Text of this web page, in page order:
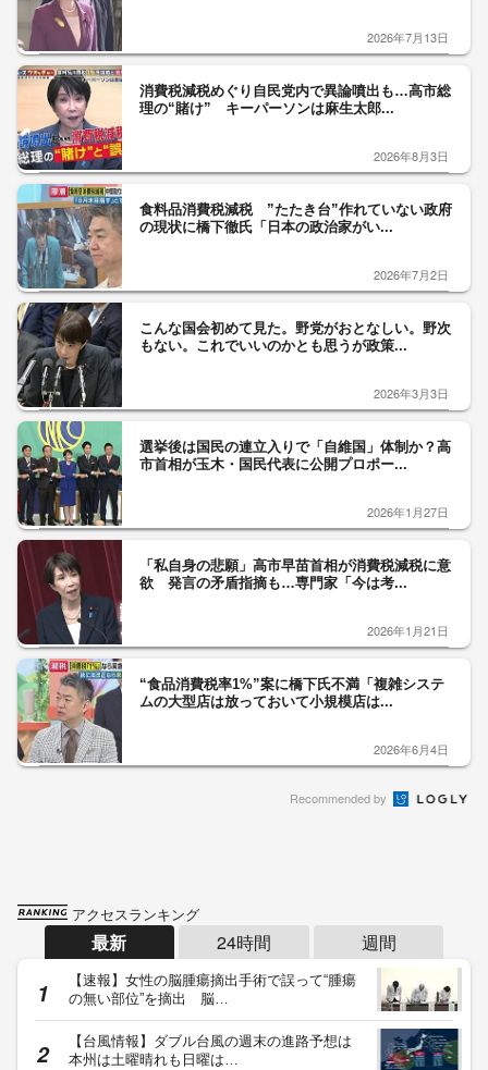
2026年7月13日
消費税減税めぐり自民党内で異論噴出も…高市総
理の“賭け” キーパーソンは麻生太郎...
2026年8月3日
食料品消費税減税 ”たたき台”作れていない政府
の現状に橋下徹氏「日本の政治家がい...
2026年7月2日
こんな国会初めて見た。野党がおとなしい。野次
もない。これでいいのかとも思うが政策...
2026年3月3日
選挙後は国民の連立入りで「自維国」体制か？高
市首相が玉木・国民代表に公開プロポー...
2026年1月27日
「私自身の悲願」高市早苗首相が消費税減税に意
欲 発言の矛盾指摘も…専門家「今は考...
2026年1月21日
“食品消費税率1%”案に橋下氏不満「複雑システ
ムの大型店は放っておいて小規模店は...
2026年6月4日
Recommended by
アクセスランキング
最新 24時間 週間
【速報】女性の脳腫瘍摘出手術で誤って“腫瘍
の無い部位”を摘出 脳…
【台風情報】ダブル台風の週末の進路予想は
本州は土曜晴れも日曜は…